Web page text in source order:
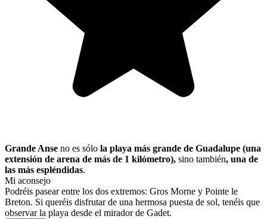
Grande Anse no es sólo la playa más grande de Guadalupe (una
extensión de arena de más de 1 kilómetro), sino también, una de
las más espléndidas.
Mi aconsejo
Podréis pasear entre los dos extremos: Gros Morne y Pointe le
Breton. Si queréis disfrutar de una hermosa puesta de sol, tenéis que
observar la playa desde el mirador de Gadet.